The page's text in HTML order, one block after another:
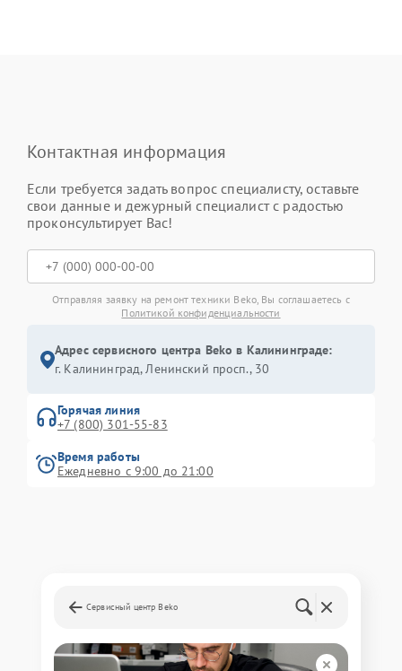
Контактная информация
Если требуется задать вопрос специалисту, оставьте
свои данные и дежурный специалист с радостью
проконсультирует Вас!
Отправляя заявку на ремонт техники Beko, Вы соглашаетесь с
Политикой конфиденциальности
Адрес сервисного центра Beko в Калининграде:
г. Калининград, Ленинский просп., 30
Горячая линия
+7 (800) 301-55-83
Время работы
Ежедневно с 9:00 до 21:00
Сервисный центр Beko